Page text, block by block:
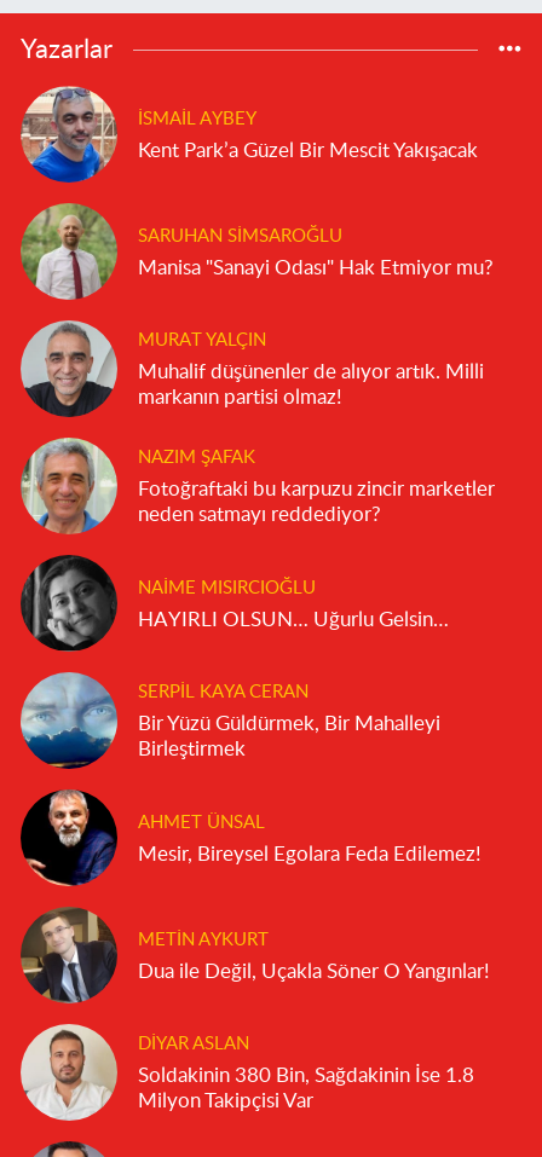
Yazarlar
İSMAIL AYBEY
Kent Park’a Güzel Bir Mescit Yakışacak
SARUHAN SIMSAROĞLU
Manisa "Sanayi Odası" Hak Etmiyor mu?
MURAT YALÇIN
Muhalif düşünenler de alıyor artık. Milli
markanın partisi olmaz!
NAZIM ŞAFAK
Fotoğraftaki bu karpuzu zincir marketler
neden satmayı reddediyor?
NAIME MISIRCIOĞLU
HAYIRLI OLSUN… Uğurlu Gelsin…
SERPIL KAYA CERAN
Bir Yüzü Güldürmek, Bir Mahalleyi
Birleştirmek
AHMET ÜNSAL
Mesir, Bireysel Egolara Feda Edilemez!
METIN AYKURT
Dua ile Değil, Uçakla Söner O Yangınlar!
DIYAR ASLAN
Soldakinin 380 Bin, Sağdakinin İse 1.8
Milyon Takipçisi Var